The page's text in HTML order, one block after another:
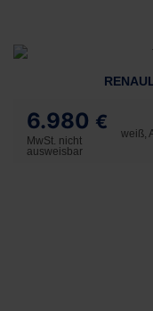
6.980 €
MwSt. nicht
ausweisbar
weiß,